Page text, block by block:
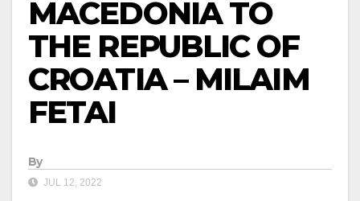
MACEDONIA TO
THE REPUBLIC OF
CROATIA – MILAIM
FETAI
By
JUL 12, 2022